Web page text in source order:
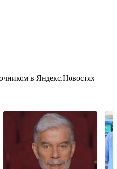
в Яндекс.Новостях